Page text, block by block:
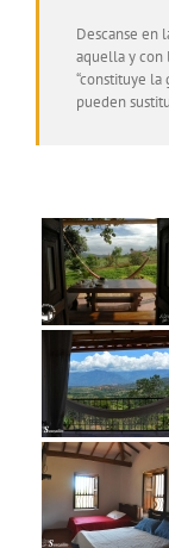
Descanse en
aquella y con
“constituye la
pueden